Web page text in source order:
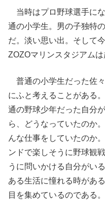
当時はプロ野球選手に
通の小学生。男の子独特
だ。淡い思い出。そして
ZOZOマリンスタジアム
普通の小学生だった佐
にふと考えることがある
通の野球少年だった自分
ら、どうなっていたのか
んな仕事をしていたのか
ンドで楽しそうに野球観
うに問いかける自分がい
ある生活に憧れる時があ
目を集めているのである。